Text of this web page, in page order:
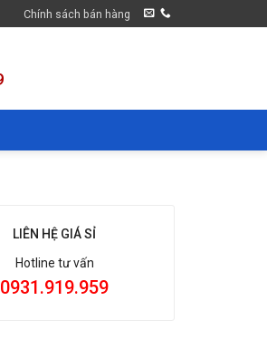
Chính sách bán hàng
LIÊN HỆ GIÁ SỈ
Hotline tư vấn
0931.919.959